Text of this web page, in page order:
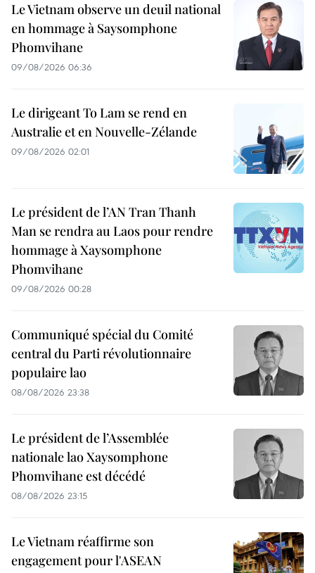
Le Vietnam observe un deuil national
en hommage à Saysomphone
Phomvihane
09/08/2026 06:36
Le dirigeant To Lam se rend en
Australie et en Nouvelle-Zélande
09/08/2026 02:01
Le président de l’AN Tran Thanh
Man se rendra au Laos pour rendre
hommage à Xaysomphone
Phomvihane
09/08/2026 00:28
Communiqué spécial du Comité
central du Parti révolutionnaire
populaire lao
08/08/2026 23:38
Le président de l’Assemblée
nationale lao Xaysomphone
Phomvihane est décédé
08/08/2026 23:15
Le Vietnam réaffirme son
engagement pour l'ASEAN